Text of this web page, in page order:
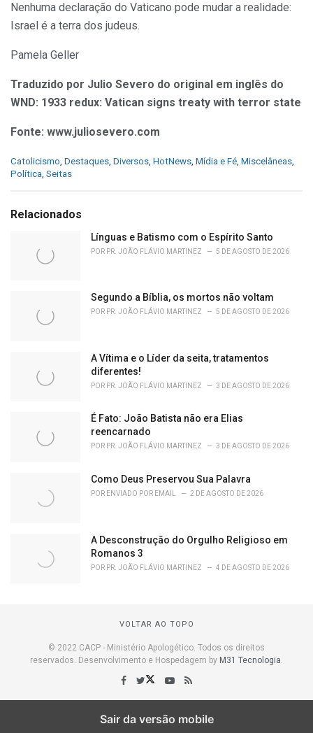
Nenhuma declaração do Vaticano pode mudar a realidade:
Israel é a terra dos judeus.
Pamela Geller
Traduzido por Julio Severo do original em inglês do
WND: 1933 redux: Vatican signs treaty with terror state
Fonte: www.juliosevero.com
C
a
g
Catolicismo, Destaques, Diversos, HotNews, Mídia e Fé, Miscelâneas,
Política, Seitas
Relacionados
Línguas e Batismo com o Espírito Santo
POR PR. JOÃO FLÁVIO MARTINEZ 5 DE AGOSTO DE 2026
Segundo a Bíblia, os mortos não voltam
POR PR. JOÃO FLÁVIO MARTINEZ 5 DE AGOSTO DE 2026
A Vítima e o Líder da seita, tratamentos
diferentes!
POR PR. JOÃO FLÁVIO MARTINEZ 3 DE AGOSTO DE 2026
É Fato: João Batista não era Elias
reencarnado
POR PR. JOÃO FLÁVIO MARTINEZ 3 DE AGOSTO DE 2026
Como Deus Preservou Sua Palavra
POR ENVIADO POR EMAIL 2 DE AGOSTO DE 2026
A Desconstrução do Orgulho Religioso em
Romanos 3
POR PR. JOÃO FLÁVIO MARTINEZ 4 DE AGOSTO DE 2026
VOLTAR AO TOPO
© 2022 CACP - Ministério Apologético. Todos os direitos
reservados. Desenvolvimento e Hospedagem by M31 Tecnologia.
Sair da versão mobile